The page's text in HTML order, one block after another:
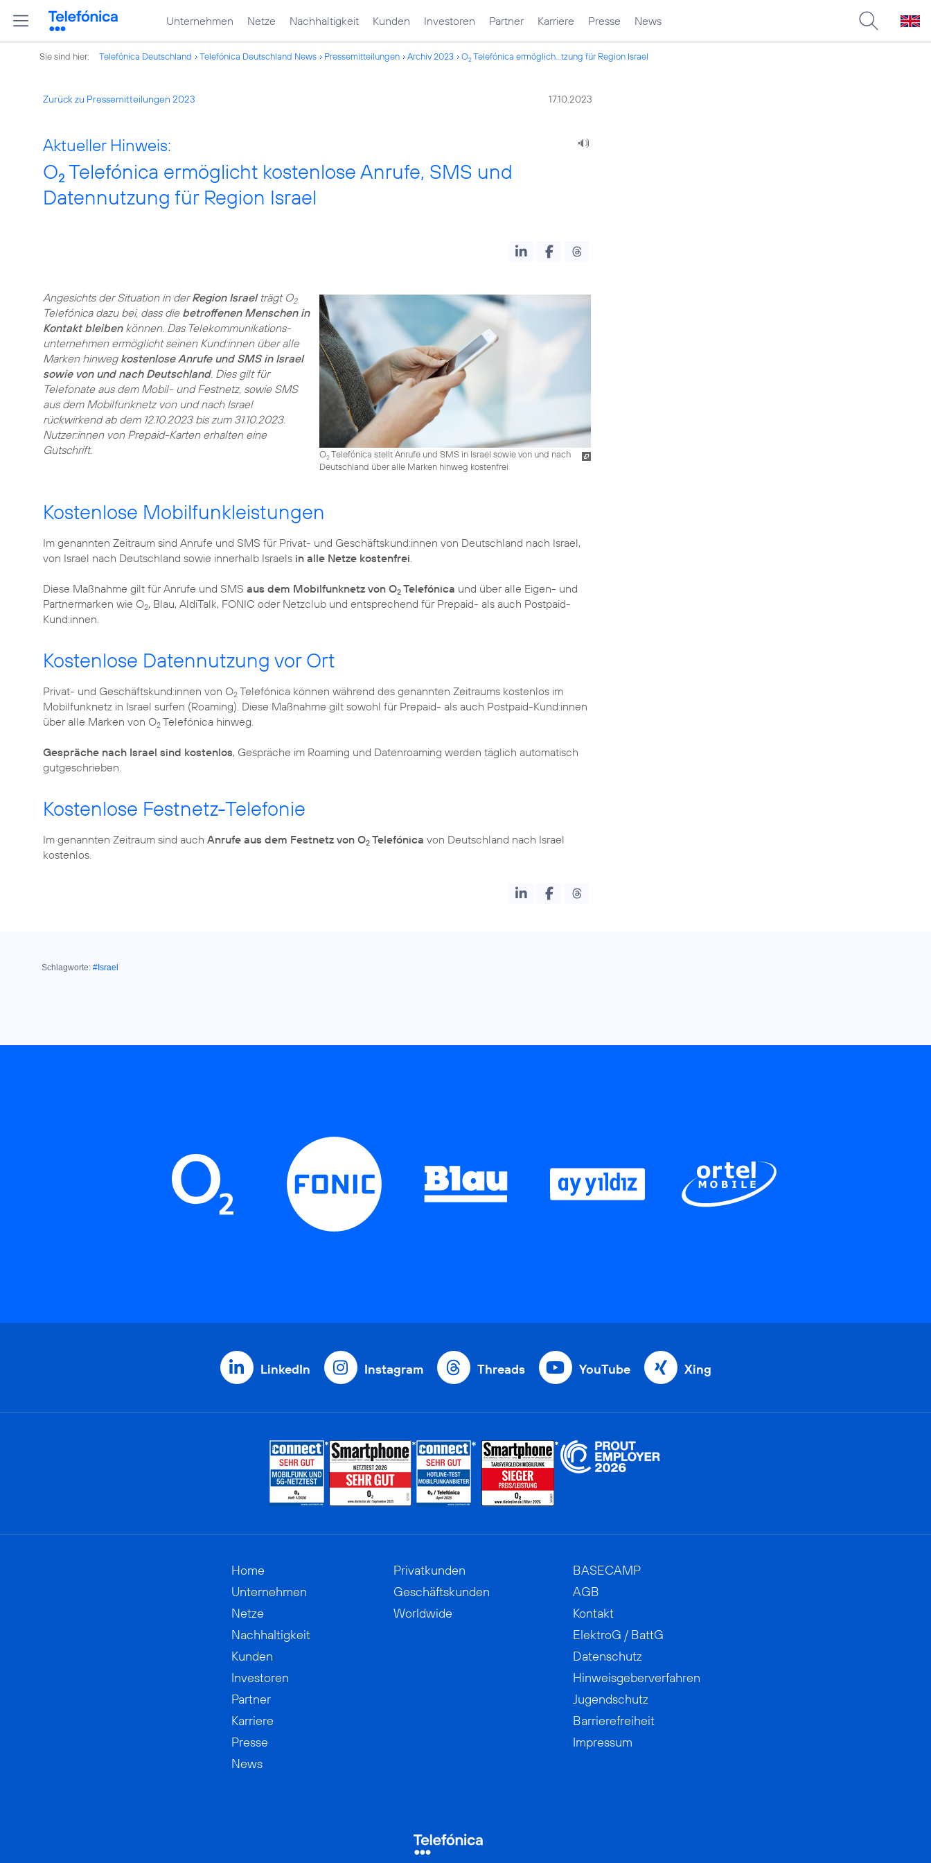
Unternehmen Netze Nachhaltigkeit Kunden Investoren Partner Karriere Presse News
Sie sind hier: Telefónica Deutschland Telefónica Deutschland News Pressemitteilungen Archiv 2023 O2Telefónica ermöglich...tzung für Region Israel
Zurück zu Pressemitteilungen 2023 17.10.2023
Aktueller Hinweis:
O2 Telefónica ermöglicht kostenlose Anrufe, SMS und
Datennutzung für Region Israel
O2Telefónica stellt Anrufe und SMS in Israel sowie von und nach
Deutschland über alle Marken hinweg kostenfrei
Angesichts der Situation in derRegion Israelträgt O2
Telefónica dazu bei, dass die betroffenen Menschen in
Kontakt bleibenkönnen. Das Telekommunikations­
unternehmen ermöglicht seinen Kund:innen über alle
Marken hinweg kostenlose Anrufe und SMS in Israel
sowie von und nach Deutschland. Dies gilt für
Telefonate aus dem Mobil- und Festnetz, sowie SMS
aus dem Mobilfunknetz von und nach Israel
rückwirkend ab dem 12.10.2023 bis zum 31.10.2023.
Nutzer:innen von Prepaid-Karten erhalten eine
Gutschrift.
Kostenlose Mobilfunkleistungen
Im genannten Zeitraum sind Anrufe und SMS für Privat- und Geschäftskund:innen von Deutschland nach Israel,
von Israel nach Deutschland sowie innerhalb Israels in alle Netze kostenfrei
Diese Maßnahme gilt für Anrufe und SMS aus dem Mobilfunknetz von O2 Telefónica und über alle Eigen- und
Partnermarken wie O2, Blau, AldiTalk, FONIC oder Netzclub und entsprechend für Prepaid- als auch Postpaid-
Kund:innen.
Kostenlose Datennutzung vor Ort
Privat- und Geschäftskund:innen von O2 Telefónica können während des genannten Zeitraums kostenlos im
Mobilfunknetz in Israel surfen (Roaming). Diese Maßnahme gilt sowohl für Prepaid- als auch Postpaid-Kund:innen
über alle Marken von O2 Telefónica hinweg.
Gespräche nach Israel sind kostenlos, Gespräche im Roaming und Datenroaming werden täglich automatisch
gutgeschrieben.
Kostenlose Festnetz-Telefonie
Im genannten Zeitraum sind auch Anrufe aus dem Festnetz von O2 Telefónica von Deutschland nach Israel
kostenlos.
Schlagworte: #Israel
LinkedIn Instagram Threads YouTube Xing
Home
Unternehmen
Netze
Nachhaltigkeit
Kunden
Investoren
Partner
Karriere
Presse
News
Privatkunden
Geschäftskunden
Worldwide
BASECAMP
AGB
Kontakt
ElektroG / BattG
Datenschutz
Hinweisgeberverfahren
Jugendschutz
Barrierefreiheit
Impressum